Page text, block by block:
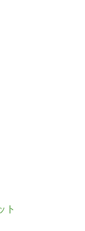
ト